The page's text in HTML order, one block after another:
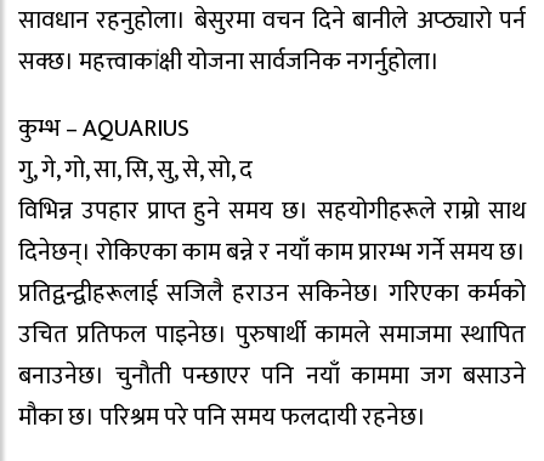
सावधान रहनुहोला। बेसुरमा वचन दिने बानीले अप्ठ्यारो पर्न
सक्छ। महत्त्वाकांक्षी योजना सार्वजनिक नगर्नुहोला।
कुम्भ – AQUARIUS
गु, गे, गो, सा, सि, सु, से, सो, द
विभिन्न उपहार प्राप्त हुने समय छ। सहयोगीहरूले राम्रो साथ
दिनेछन्। रोकिएका काम बन्ने र नयाँ काम प्रारम्भ गर्ने समय छ।
प्रतिद्वन्द्वीहरूलाई सजिलै हराउन सकिनेछ। गरिएका कर्मको
उचित प्रतिफल पाइनेछ। पुरुषार्थी कामले समाजमा स्थापित
बनाउनेछ। चुनौती पन्छाएर पनि नयाँ काममा जग बसाउने
मौका छ। परिश्रम परे पनि समय फलदायी रहनेछ।